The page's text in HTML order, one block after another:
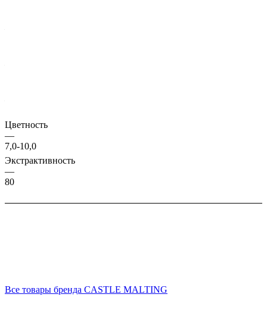
Цветность
—
7,0-10,0
Экстрактивность
—
80
Все товары бренда CASTLE MALTING